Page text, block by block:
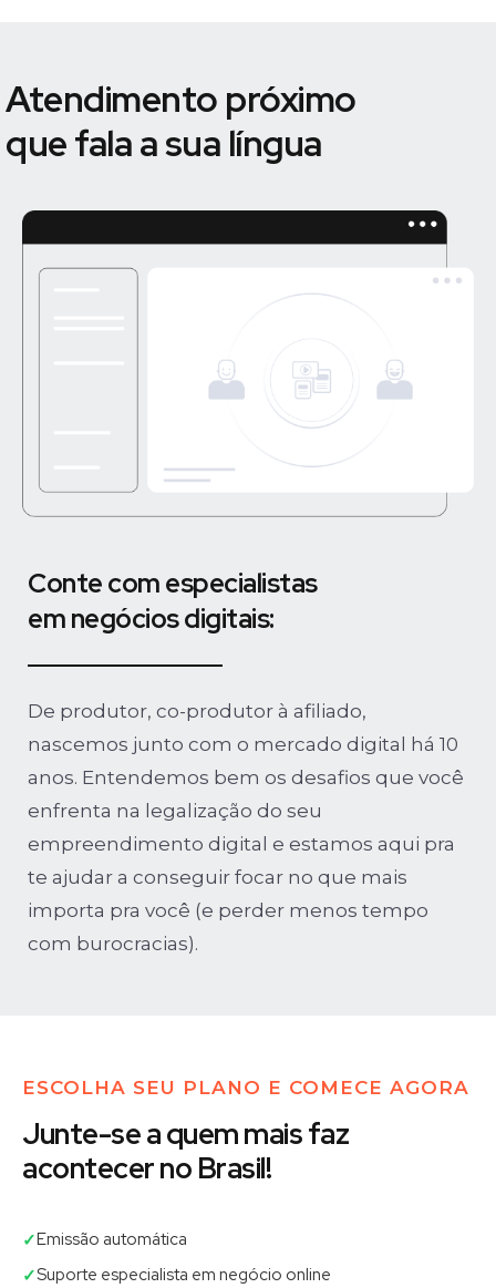
Atendimento próximo
que fala a sua língua
Conte com especialistas
em negócios digitais:
De produtor, co-produtor à afiliado,
nascemos junto com o mercado digital há 10
anos. Entendemos bem os desafios que você
enfrenta na legalização do seu
empreendimento digital e estamos aqui pra
te ajudar a conseguir focar no que mais
importa pra você (e perder menos tempo
com burocracias).
ESCOLHA SEU PLANO E COMECE AGORA
Junte-se a quem mais faz
acontecer no Brasil!
✓Emissão automática
✓Suporte especialista em negócio online